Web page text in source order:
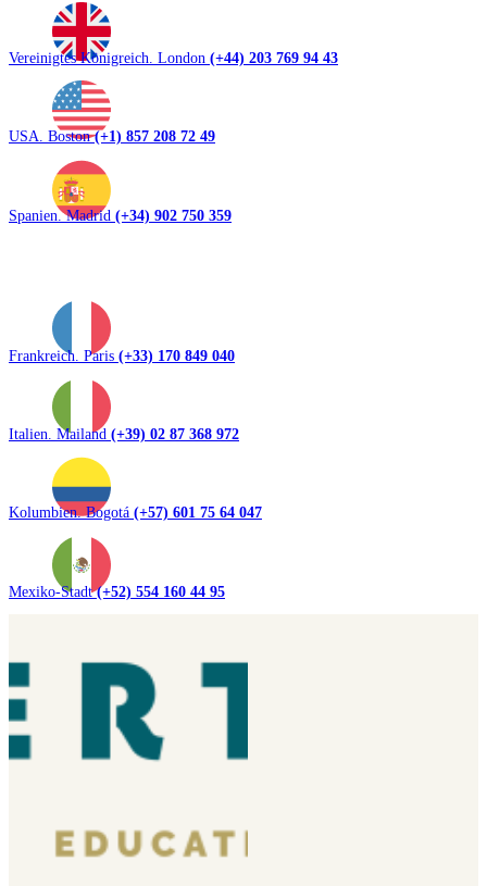
Vereinigtes Königreich. London (+44) 203 769 94 43
USA. Boston(+1) 857 208 72 49
Spanien. Madrid (+34) 902 750 359
Frankreich. Paris (+33) 170 849 040
Italien. Mailand (+39) 02 87 368 972
Kolumbien. Bogotá (+57) 601 75 64 047
Mexiko-Stadt(+52) 554 160 44 95